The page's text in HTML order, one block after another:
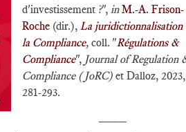
d'investissement ?", in M.-A. Frison-
Roche (dir.), La juridictionnalisation
la Compliance, coll. "Régulations &
Compliance", Journal of Regulation
Compliance (JoRC) et Dalloz,
281-293.